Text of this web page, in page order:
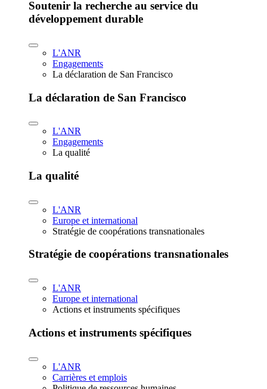
Soutenir la recherche au service du
développement durable
L'ANR
Engagements
La déclaration de San Francisco
La déclaration de San Francisco
L'ANR
Engagements
La qualité
La qualité
L'ANR
Europe et international
Stratégie de coopérations transnationales
Stratégie de coopérations transnationales
L'ANR
Europe et international
Actions et instruments spécifiques
Actions et instruments spécifiques
L'ANR
Carrières et emplois